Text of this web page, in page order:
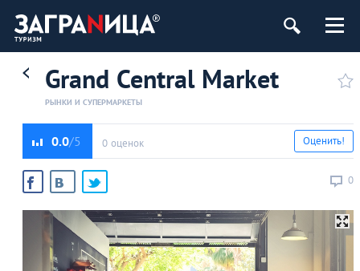
Grand Central Market
РЫНКИ И СУПЕРМАРКЕТЫ
0.0 0 оценок
0
Оценить!